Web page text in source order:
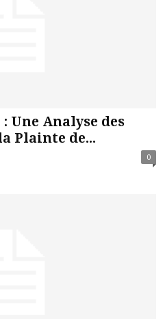
Une Analyse des
Plainte de...
0